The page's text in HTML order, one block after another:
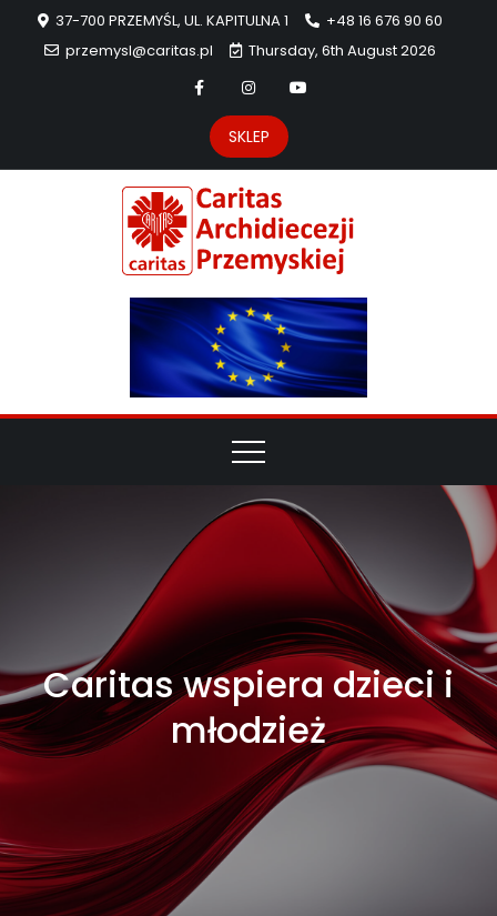
37-700 PRZEMYŚL, UL. KAPITULNA 1
+48 16 676 90 60
przemysl@caritas.pl
Thursday, 6th August 2026
SKLEP
Caritas wspiera dzieci i
młodzież